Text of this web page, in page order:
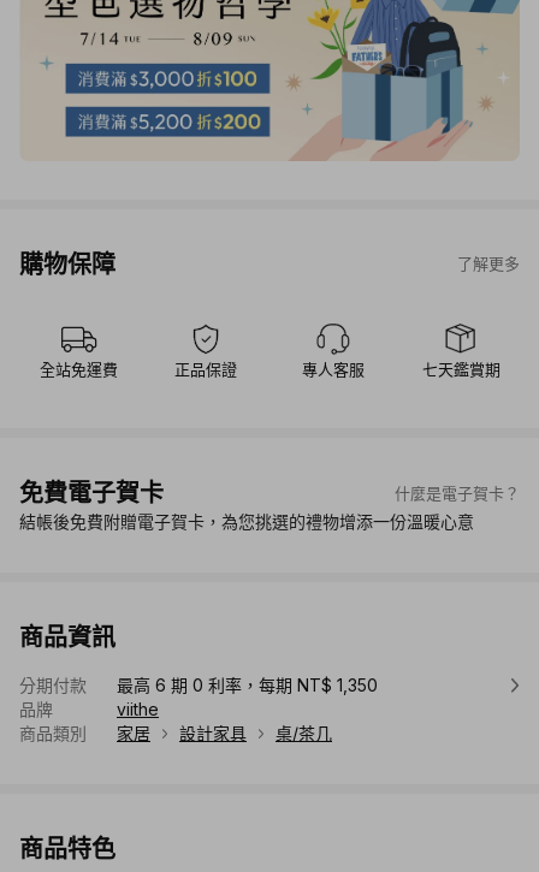
購物保障 了解更多
全站免運費 正品保證 專人客服 七天鑑賞期
免費電子賀卡 什麼是電子賀卡？
結帳後免費附贈電子賀卡，為您挑選的禮物增添一份溫暖心意
商品資訊
分期付款
最高 6 期 0 利率，每期 NT$ 1,350
品牌
viithe
商品類別
家居 設計家具 桌/茶几
商品特色